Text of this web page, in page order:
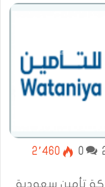
0
2٬460
تأمين سعودية